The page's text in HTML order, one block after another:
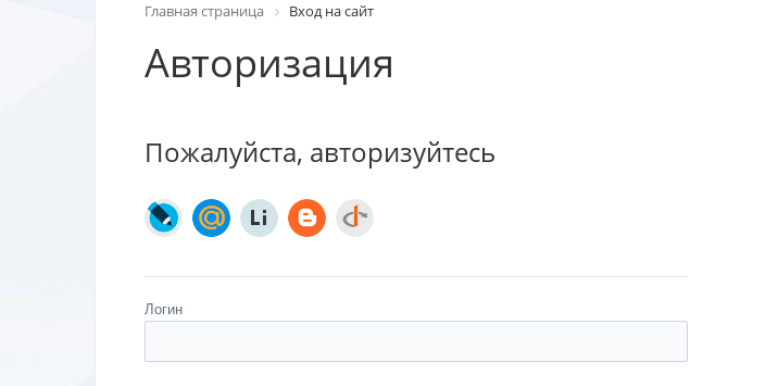
Главная страница Вход на сайт
Авторизация
Пожалуйста, авторизуйтесь
Логин